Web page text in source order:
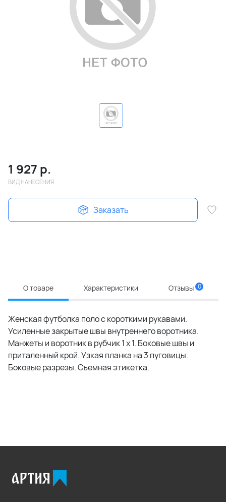
1 927 р.
ВИД НАНЕСЕНИЯ
Заказать
О товаре Характеристики Отзывы 0
Женская футболка поло с короткими рукавами.
Усиленные закрытые швы внутреннего воротника.
Манжеты и воротник в рубчик 1 x 1. Боковые швы и
приталенный крой. Узкая планка на 3 пуговицы.
Боковые разрезы. Съемная этикетка.